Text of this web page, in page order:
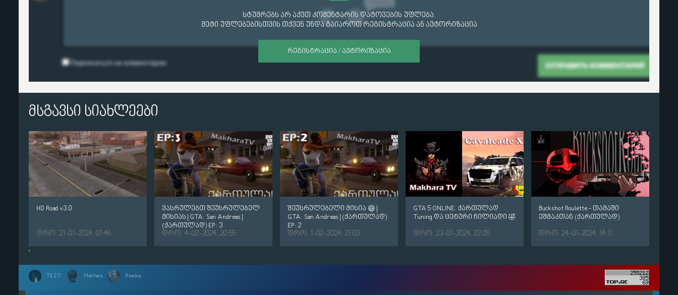
სტუმრებს არ აქვთ კომენტარის დატოვების უფლება.
მეტი უფლებებისთვის თქვენ უნდა გაიაროთ რეგისტრაცია ან ავტორიზაცია
ᲠᲔᲒᲘᲡᲢᲠᲐᲪᲘᲐ / ᲐᲕᲢᲝᲠᲘᲖᲐᲪᲘᲐ
მსგავსი სიახლეები
HD Road v3.0
დრო: 21-01-2024, 01:46
ვასრულებთ შეუსრულებელ
მისიას | GTA: San Andreas |
(ქართულად) EP: 3
დრო: 4-02-2024, 20:55
შეუსრულებელი მისია 😄 |
GTA: San Andreas | (ქართულად)
EP: 2
დრო: 1-02-2024, 21:03
GTA 5 ONLINE. ქართულად
Tuning და ცეტური ჩილიადი 🤣
დრო: 23-01-2024, 22:05
Buckshot Roulette - თამაში
ეშმაკთან (ქართულად)
დრო: 24-01-2024, 14:11
TEZO Makhara Reedus